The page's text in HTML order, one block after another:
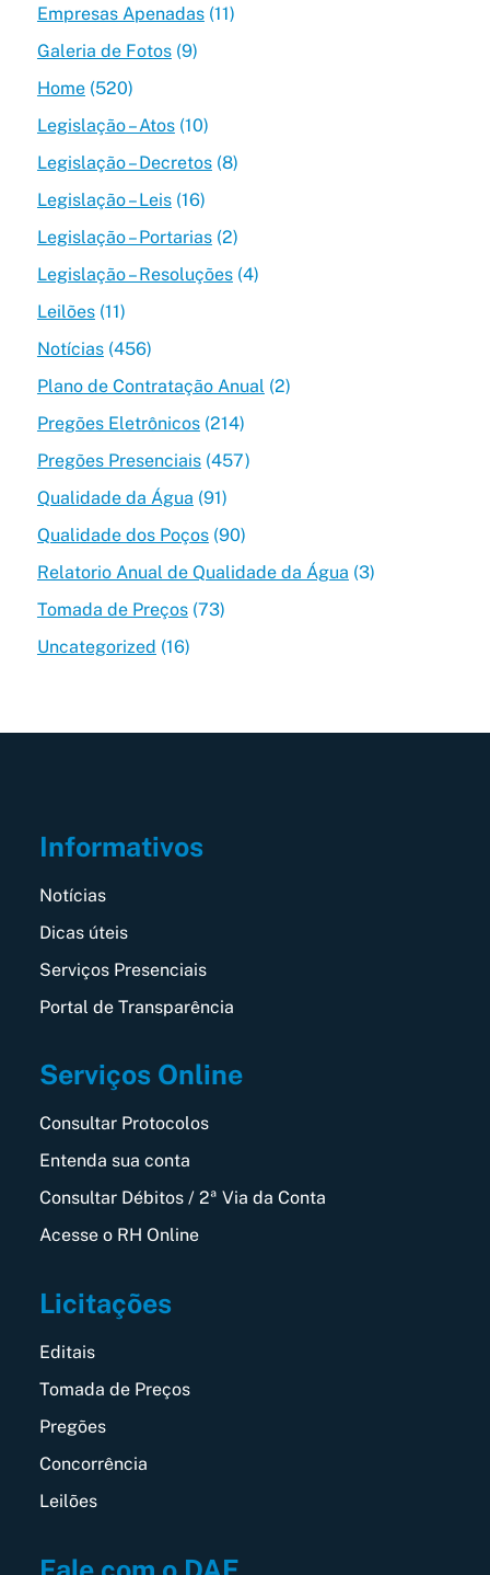
Empresas Apenadas(11)
Galeria de Fotos(9)
Home(520)
Legislação – Atos(10)
Legislação – Decretos(8)
Legislação – Leis(16)
Legislação – Portarias(2)
Legislação – Resoluções(4)
Leilões(11)
Notícias(456)
Plano de Contratação Anual (2)
Pregões Eletrônicos(214)
Pregões Presenciais(457)
Qualidade da Água (91)
Qualidade dos Poços(90)
Relatorio Anual de Qualidade da Água (3)
Tomada de Preços(73)
Uncategorized (16)
Informativos
Notícias
Dicas úteis
Serviços Presenciais
Portal de Transparência
Serviços Online
Consultar Protocolos
Entenda sua conta
Consultar Débitos / 2ª Via da Conta
Acesse o RH Online
Licitações
Editais
Tomada de Preços
Pregões
Concorrência
Leilões